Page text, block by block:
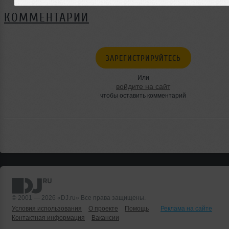
КОММЕНТАРИИ
ЗАРЕГИСТРИРУЙТЕСЬ
Или
войдите на сайт
чтобы оставить комментарий
© 2001 — 2026 «DJ.ru» Все права защищены.
Условия использования
О проекте Помощь
Реклама на сайте
Контактная информация
Вакансии